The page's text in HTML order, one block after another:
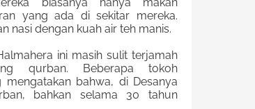
yang ada di sekitar mereka.
nasi dengan kuah air teh manis.
ini masih sulit terjamah
qurban. Beberapa tokoh
mengatakan bahwa, di Desanya
bahkan selama 30 tahun